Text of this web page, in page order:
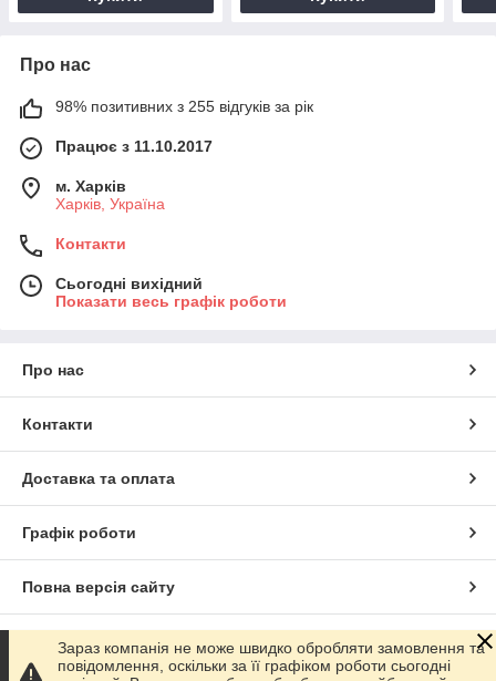
Про нас
98% позитивних з 255 відгуків за рік
Працює з 11.10.2017
м. Харків
Харків, Україна
Контакти
Сьогодні вихідний
Показати весь графік роботи
Про нас
Контакти
Доставка та оплата
Графік роботи
Повна версія сайту
Сайт створено на маркетплейсіProm.ua
Зараз компанія не може швидко обробляти замовлення та
повідомлення, оскільки за її графіком роботи сьогодні